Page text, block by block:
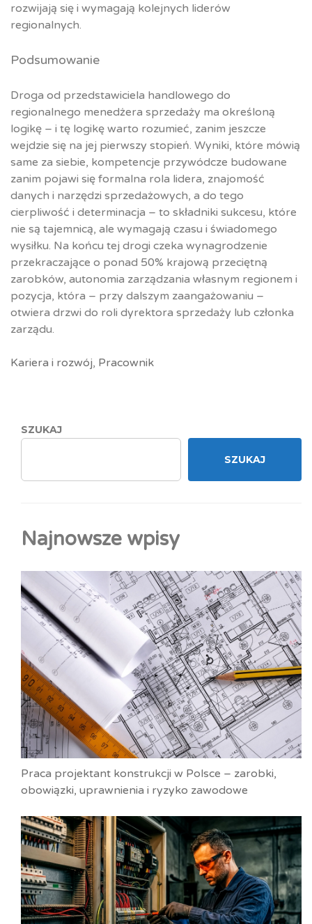
rozwijają się i wymagają kolejnych liderów
regionalnych.
Podsumowanie
Droga od przedstawiciela handlowego do
regionalnego menedżera sprzedaży ma określoną
logikę – i tę logikę warto rozumieć, zanim jeszcze
wejdzie się na jej pierwszy stopień. Wyniki, które mówią
same za siebie, kompetencje przywódcze budowane
zanim pojawi się formalna rola lidera, znajomość
danych i narzędzi sprzedażowych, a do tego
cierpliwość i determinacja – to składniki sukcesu, które
nie są tajemnicą, ale wymagają czasu i świadomego
wysiłku. Na końcu tej drogi czeka wynagrodzenie
przekraczające o ponad 50% krajową przeciętną
zarobków, autonomia zarządzania własnym regionem i
pozycja, która – przy dalszym zaangażowaniu –
otwiera drzwi do roli dyrektora sprzedaży lub członka
zarządu.
Kariera i rozwój, Pracownik
SZUKAJ
SZUKAJ
Najnowsze wpisy
Praca projektant konstrukcji w Polsce – zarobki,
obowiązki, uprawnienia i ryzyko zawodowe